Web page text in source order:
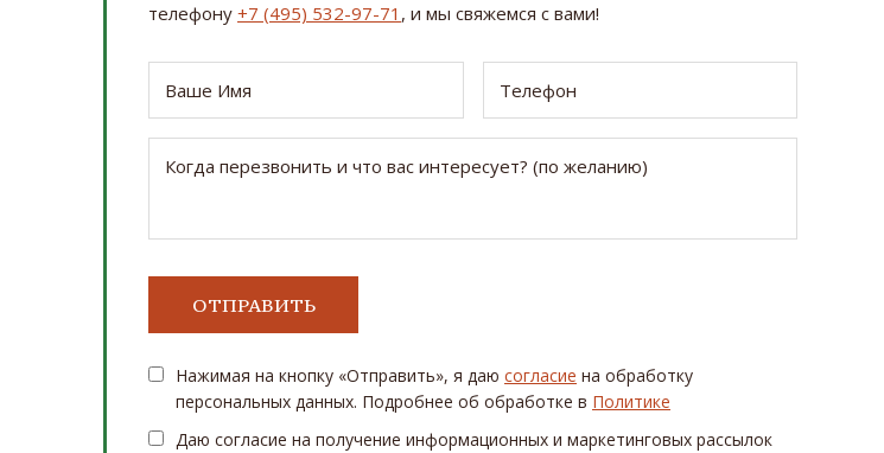
телефону +7 (495) 532-97-71 , и мы свяжемся с вами!
Нажимая на кнопку «Отправить», я даю согласие на обработку
персональных данных. Подробнее об обработке в Политике
Даю согласие на получение информационных и маркетинговых рассылок